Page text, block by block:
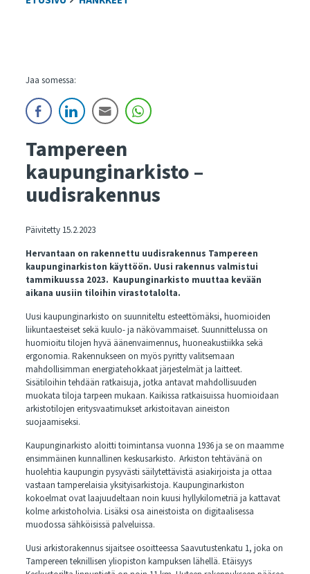
Jaa somessa:
Tampereen
kaupunginarkisto –
uudisrakennus
Päivitetty 15.2.2023
Hervantaan on rakennettu uudisrakennus Tampereen
kaupunginarkiston käyttöön. Uusi rakennus valmistui
tammikuussa 2023. Kaupunginarkisto muuttaa kevään
aikana uusiin tiloihin virastotalolta.
Uusi kaupunginarkisto on suunniteltu esteettömäksi, huomioiden
liikuntaesteiset sekä kuulo- ja näkövammaiset. Suunnittelussa on
huomioitu tilojen hyvä äänenvaimennus, huoneakustiikka sekä
ergonomia. Rakennukseen on myös pyritty valitsemaan
mahdollisimman energiatehokkaat järjestelmät ja laitteet.
Sisätiloihin tehdään ratkaisuja, jotka antavat mahdollisuuden
muokata tiloja tarpeen mukaan. Kaikissa ratkaisuissa huomioidaan
arkistotilojen eritysvaatimukset arkistoitavan aineiston
suojaamiseksi.
Kaupunginarkisto aloitti toimintansa vuonna 1936 ja se on maamme
ensimmäinen kunnallinen keskusarkisto. Arkiston tehtävänä on
huolehtia kaupungin pysyvästi säilytettävistä asiakirjoista ja ottaa
vastaan tamperelaisia yksityisarkistoja. Kaupunginarkiston
kokoelmat ovat laajuudeltaan noin kuusi hyllykilometriä ja kattavat
kolme arkistoholvia. Lisäksi osa aineistoista on digitaalisessa
muodossa sähköisissä palveluissa.
Uusi arkistorakennus sijaitsee osoitteessa Saavutustenkatu 1, joka on
Tampereen teknillisen yliopiston kampuksen lähellä. Etäisyys